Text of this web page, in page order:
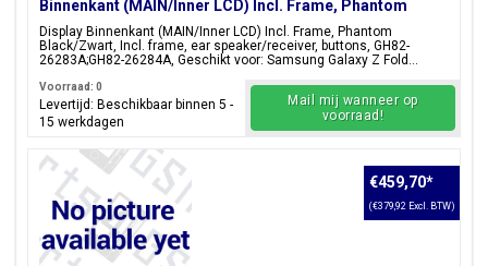
Binnenkant (MAIN/Inner LCD) Incl. Frame, Phantom
Black/Zwart, GH82-26283A;GH82-26284A
Display Binnenkant (MAIN/Inner LCD) Incl. Frame, Phantom
Black/Zwart, Incl. frame, ear speaker/receiver, buttons, GH82-
26283A;GH82-26284A, Geschikt voor: Samsung Galaxy Z Fold...
Voorraad: 0
Levertijd: Beschikbaar binnen 5 -
15 werkdagen
Mail mij wanneer op
voorraad!
€459,70*
(€379,92 Excl. BTW)